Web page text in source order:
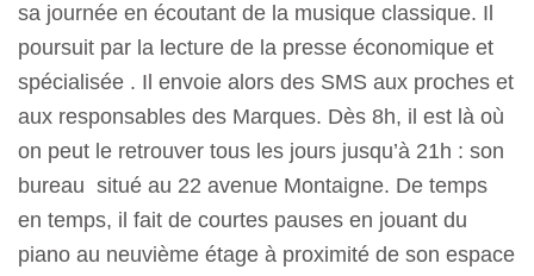
sa journée en écoutant de la musique classique. Il
poursuit par la lecture de la presse économique et
spécialisée . Il envoie alors des SMS aux proches et
aux responsables des Marques. Dès 8h, il est là où
on peut le retrouver tous les jours jusqu’à 21h : son
bureau situé au 22 avenue Montaigne. De temps
en temps, il fait de courtes pauses en jouant du
piano au neuvième étage à proximité de son espace